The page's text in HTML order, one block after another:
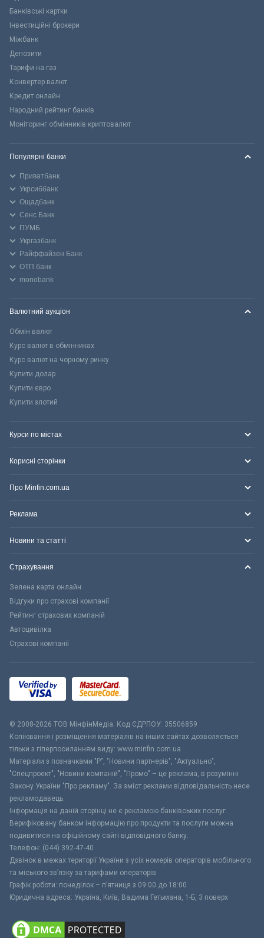
Банківські картки
Інвестиційні брокери
Міжбанк
Депозити
Тарифи на газ
Конвертер валют
Кредит онлайн
Народний рейтинг банків
Моніторинг обмінників криптовалют
Популярні банки
Приватбанк
Укрсиббанк
Ощадбанк
Сенс Банк
ПУМБ
Укргазбанк
Райффайзен Банк
ОТП банк
monobank
Валютний аукціон
Обмін валют
Курс валют в обмінниках
Курс валют на чорному ринку
Купити долар
Купити євро
Купити злотий
Курси по містах
Корисні сторінки
Про Minfin.com.ua
Реклама
Новини та статті
Страхування
Зелена карта онлайн
Відгуки про страхові компанії
Рейтинг страхових компаній
Автоцивілка
Страхові компанії
© 2008-2026 ТОВ МiнфiнМедiа. Код ЄДРПОУ: 35506859
Копіювання і розміщення матеріалів на інших сайтах дозволяється
тільки з гіперпосиланням виду: www.minfin.com.ua
Матеріали з позначками "Р", "Новини партнерів", "Актуально",
"Спецпроект", "Новини компаній", "Промо" – це реклама, в розумінні
Закону України "Про рекламу". За зміст реклами відповідальність несе
рекламодавець.
Інформація на даній сторінці не є рекламою банківських послуг.
Верифіковану банком інформацію про продукти та послуги можна
подивитися на офіційному сайті відповідного банку.
Телефон: (044) 392-47-40
Дзвінок в межах території України з усіх номерів операторів мобільного
та міського зв’язку за тарифами операторів
Графік роботи: понеділок – п’ятниця з 09:00 до 18:00
Юридична адреса: Україна, Київ, Вадима Гетьмана, 1-Б, 3 поверх